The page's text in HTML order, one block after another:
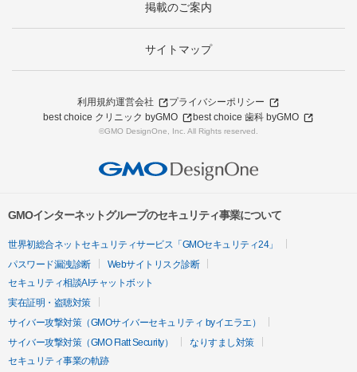
掲載のご案内
サイトマップ
利用規約運営会社
プライバシーポリシー
best choice クリニック byGMO
best choice 歯科 byGMO
©GMO DesignOne, Inc. All Rights reserved.
GMOインターネットグループのセキュリティ事業について
世界初総合ネットセキュリティサービス「GMOセキュリティ24」
パスワード漏洩診断
Webサイトリスク診断
セキュリティ相談AIチャットボット
実在証明・盗聴対策
サイバー攻撃対策（GMOサイバーセキュリティ byイエラエ）
サイバー攻撃対策（GMO Flatt Security）
なりすまし対策
セキュリティ事業の軌跡